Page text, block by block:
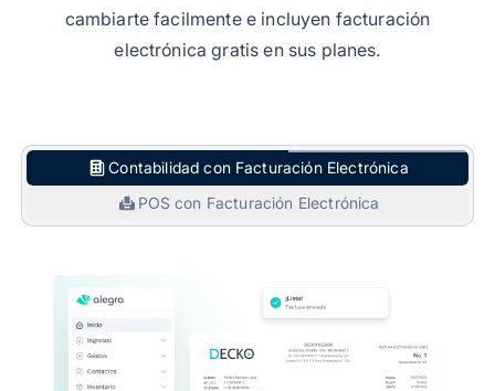
cambiarte facilmente e incluyen facturación
electrónica gratis en sus planes.
Contabilidad con Facturación Electrónica
POS con Facturación Electrónica